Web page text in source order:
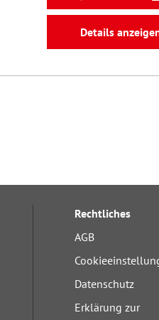
Details
Rechtliches
AGB
Datenschutz
Erklärung zur